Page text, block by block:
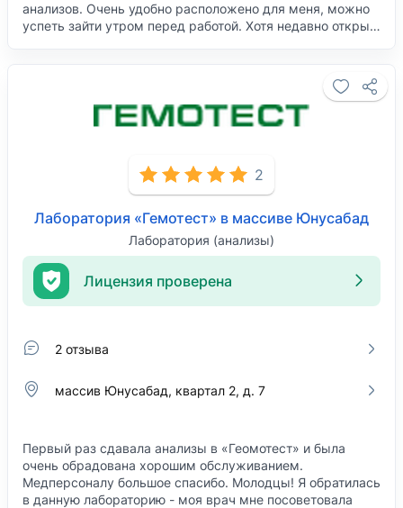
анализов. Очень удобно расположено для меня, можно
успеть зайти утром перед работой. Хотя недавно откры…
2
Лаборатория «Гемотест» в массиве Юнусабад
Лаборатория (анализы)
Лицензия проверена
2 отзыва
массив Юнусабад, квартал 2, д. 7
Первый раз сдавала анализы в «Геомотест» и была
очень обрадована хорошим обслуживанием.
Медперсоналу большое спасибо. Молодцы! Я обратилась
в данную лабораторию - моя врач мне посоветовала